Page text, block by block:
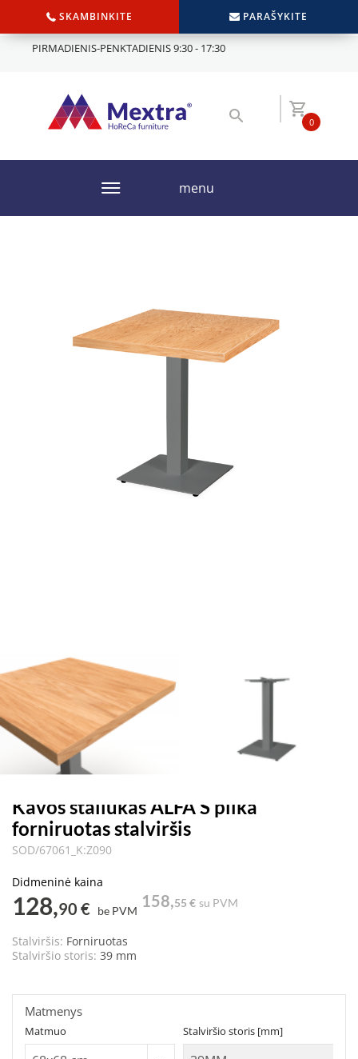
SKAMBINKITE PARAŠYKITE
PIRMADIENIS-PENKTADIENIS 9:30 - 17:30
0
menu
Kavos staliukas ALFA S pilka
forniruotas stalviršis
SOD/67061_K:Z090
Didmeninė kaina
128,90 € be PVM
158,55 € su PVM
Stalviršis: Forniruotas
Stalviršio storis: 39 mm
Matmuo Stalviršio storis [mm]
Matmenys